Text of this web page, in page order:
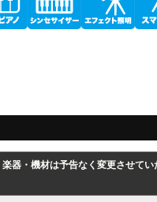
器・機材は予告なく変更させてい